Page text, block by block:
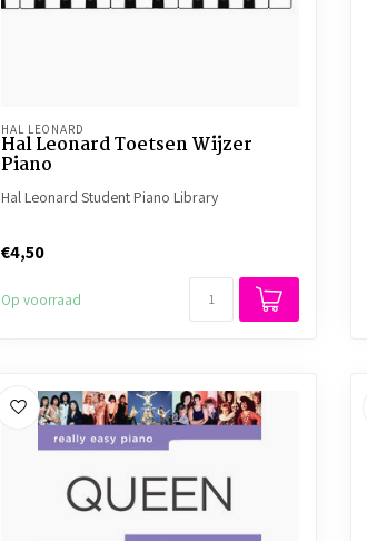
HAL LEONARD
Hal Leonard Toetsen Wijzer
Piano
Hal Leonard Student Piano Library
€4,50
Op voorraad